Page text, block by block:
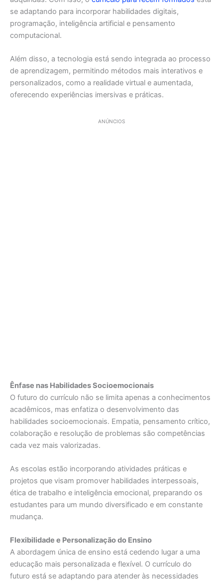
se adaptando para incorporar habilidades digitais,
programação, inteligência artificial e pensamento
computacional.
Além disso, a tecnologia está sendo integrada ao processo
de aprendizagem, permitindo métodos mais interativos e
personalizados, como a realidade virtual e aumentada,
oferecendo experiências imersivas e práticas.
ANÚNCIOS
Ênfase nas Habilidades Socioemocionais
O futuro do currículo não se limita apenas a conhecimentos
acadêmicos, mas enfatiza o desenvolvimento das
habilidades socioemocionais. Empatia, pensamento crítico,
colaboração e resolução de problemas são competências
cada vez mais valorizadas.
As escolas estão incorporando atividades práticas e
projetos que visam promover habilidades interpessoais,
ética de trabalho e inteligência emocional, preparando os
estudantes para um mundo diversificado e em constante
mudança.
Flexibilidade e Personalização do Ensino
A abordagem única de ensino está cedendo lugar a uma
educação mais personalizada e flexível. O currículo do
futuro está se adaptando para atender às necessidades